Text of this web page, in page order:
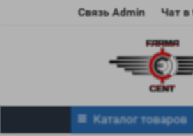
Связь Admin Чат в
Каталог товаров